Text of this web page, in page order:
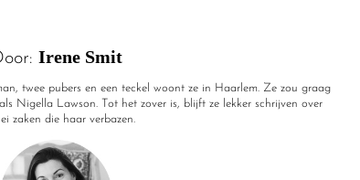
Irene Smit
twee pubers en een teckel woont ze in Haarlem. Ze zou graag
Nigella Lawson. Tot het zover is, blijft ze lekker schrijven over
zaken die haar verbazen.